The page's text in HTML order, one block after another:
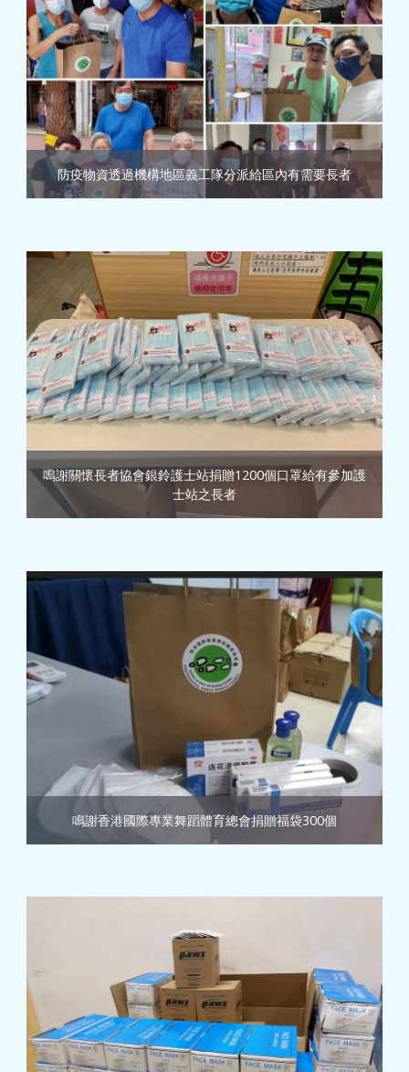
防疫物資透過機構地區義工隊分派給區內有需要長者
鳴謝關懷長者協會銀鈴護士站捐贈1200個口罩給有參加護
士站之長者
鳴謝香港國際專業舞蹈體育總會捐贈福袋300個